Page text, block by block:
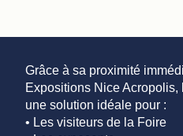
Grâce à sa proximité
Expositions Nice Acropolis,
une solution idéale pour :
• Les visiteurs de la Foire